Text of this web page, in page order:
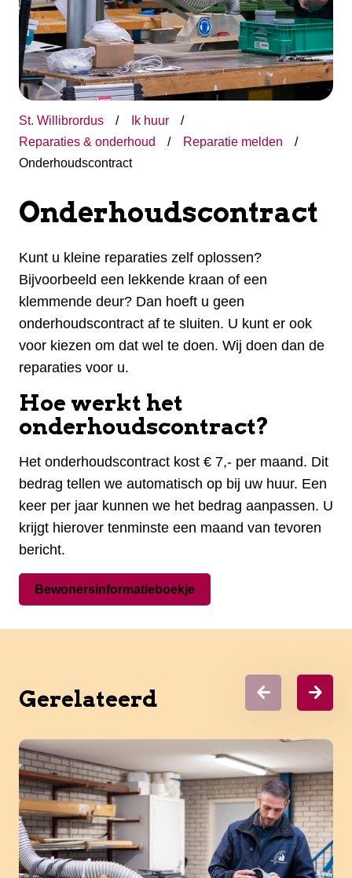
St. Willibrordus
Ik huur
Reparaties & onderhoud
Reparatie melden
Onderhoudscontract
Onderhoudscontract
Kunt u kleine reparaties zelf oplossen?
Bijvoorbeeld een lekkende kraan of een
klemmende deur? Dan hoeft u geen
onderhoudscontract af te sluiten. U kunt er ook
voor kiezen om dat wel te doen. Wij doen dan de
reparaties voor u.
Hoe werkt het
onderhoudscontract?
Het onderhoudscontract kost € 7,- per maand. Dit
bedrag tellen we automatisch op bij uw huur. Een
keer per jaar kunnen we het bedrag aanpassen. U
krijgt hierover tenminste een maand van tevoren
bericht.
Bewonersinformatieboekje
Gerelateerd